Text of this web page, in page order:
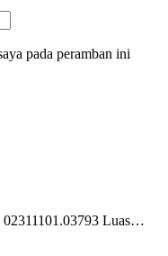
pada peramban ini
02311101.03793 Luas…